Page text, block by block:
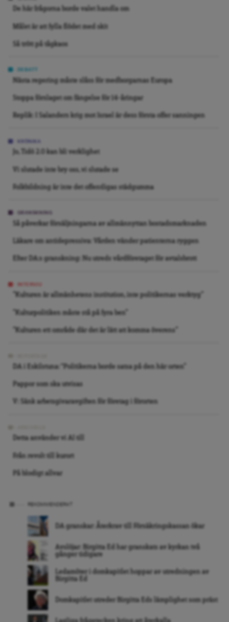
De här frågorna borde valet handla om
Målet är att fylla flödet med skit
Så trött på tågkaos
Nästa regering måste slåss för medborgarnas Europa
Stoppa förslaget om fängelse för 14-åringar
Replik: I Salanders krig mot Israel är dess första offer sanningen
Jo, Tidö 2.0 kan bli verklighet
Vi slutade inte bry oss, vi slutade se
Folkbildning är inte det offentligas städgumma
Så påverkar försäljningarna av allmännyttan bostadsmarknaden
Läkare om antidepressiva: Vården vänder patienterna ryggen
Efter DA:s granskning: Nu utreds vårdföretaget för avtalsbrott
”Kulturen är allmänhetens institution, inte politikernas verktyg”
”Kulturpolitiken måste stå på fyra ben”
”Kulturen ett område där det är lätt att komma överens”
DA i Eskilstuna: “Politikerna borde satsa på den här orten”
Pappor som ska utvisas
V: Sänk arbetsgivaravgiften för företag i förorten
Detta använder vi AI till
Från revolt till kurort
På blodigt allvar
DA granskar: Återkrav till Försäkringskassan ökar
Avslöjar: Birgitta Ed har granskats av kyrkan två
gånger tidigare
Ledamöter i domkapitlet hoppar av utredningen av
Birgitta Ed
Domkapitlet utreder Birgitta Eds lämplighet som präst